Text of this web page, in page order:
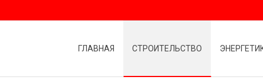
ГЛАВНАЯ СТРОИТЕЛЬСТВО